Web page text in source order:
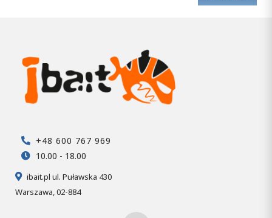
+48 600 767 969
10.00 - 18.00
ibait.pl ul. Puławska 430
Warszawa, 02-884